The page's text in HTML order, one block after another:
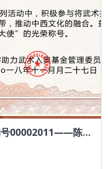
助力武术入奥全球统一编号00002011——陈世金